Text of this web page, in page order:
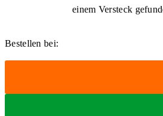
einem Versteck
Bestellen bei: